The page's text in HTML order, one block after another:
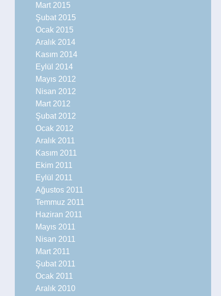
Mart 2015
Şubat 2015
Ocak 2015
Aralık 2014
Kasım 2014
Eylül 2014
Mayıs 2012
Nisan 2012
Mart 2012
Şubat 2012
Ocak 2012
Aralık 2011
Kasım 2011
Ekim 2011
Eylül 2011
Ağustos 2011
Temmuz 2011
Haziran 2011
Mayıs 2011
Nisan 2011
Mart 2011
Şubat 2011
Ocak 2011
Aralık 2010